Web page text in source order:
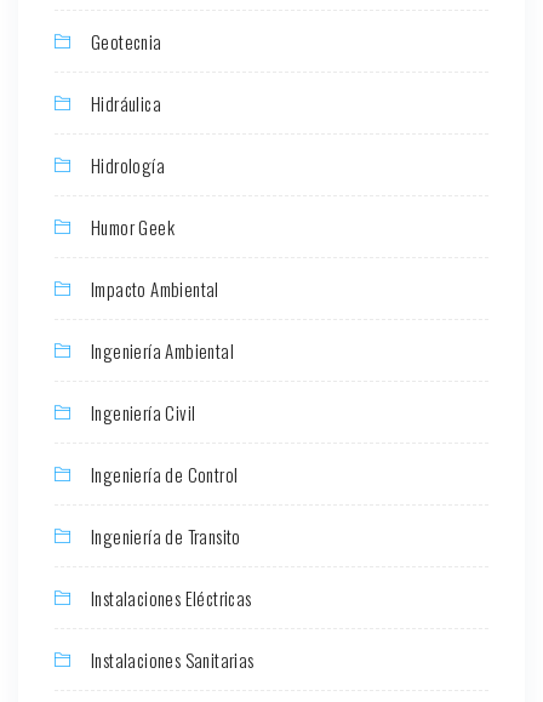
Geotecnia
Hidráulica
Hidrología
Humor Geek
Impacto Ambiental
Ingeniería Ambiental
Ingeniería Civil
Ingeniería de Control
Ingeniería de Transito
Instalaciones Eléctricas
Instalaciones Sanitarias